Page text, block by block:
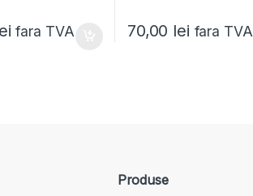
fara TVA 70,00 lei fara TVA
Produse